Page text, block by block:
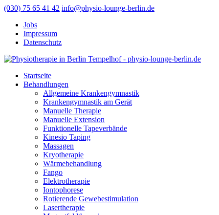
(030) 75 65 41 42 info@physio-lounge-berlin.de
Jobs
Impressum
Datenschutz
Startseite
Behandlungen
Allgemeine Krankengymnastik
Krankengymnastik am Gerät
Manuelle Therapie
Manuelle Extension
Funktionelle Tapeverbände
Kinesio Taping
Massagen
Kryotherapie
Wärmebehandlung
Fango
Elektrotherapie
Iontophorese
Rotierende Gewebestimulation
Lasertherapie